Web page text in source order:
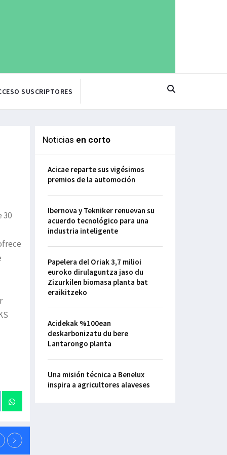
SUSCRIPTORES
30
Noticias en corto
Acicae reparte sus vigésimos
premios de la automoción
Ibernova y Tekniker renuevan su
acuerdo tecnológico para una
industria inteligente
Papelera del Oriak 3,7 milioi
euroko dirulaguntza jaso du
Zizurkilen biomasa planta bat
eraikitzeko
Acidekak %100ean
deskarbonizatu du bere
Lantarongo planta
Una misión técnica a Benelux
inspira a agricultores alaveses